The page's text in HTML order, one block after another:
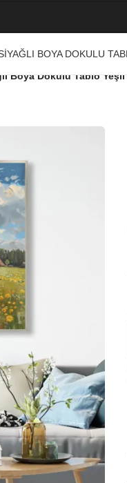
YAĞLI BOYA DOKULU
Boya Dokulu Tablo